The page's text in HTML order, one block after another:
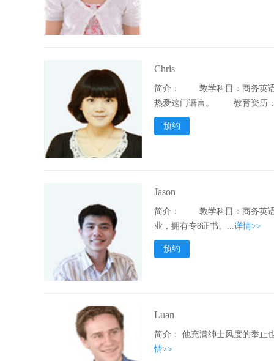
Chris
简介：
教学科目：商务英语
热爱这门语言。 教育资历：
预约
Jason
简介：
教学科目：商务英
业，拥有专8证书。...详情>>
预约
Luan
简介：
他充满绅士风度的举止
情>>